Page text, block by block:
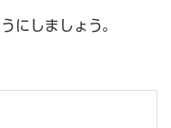
にしましょう。